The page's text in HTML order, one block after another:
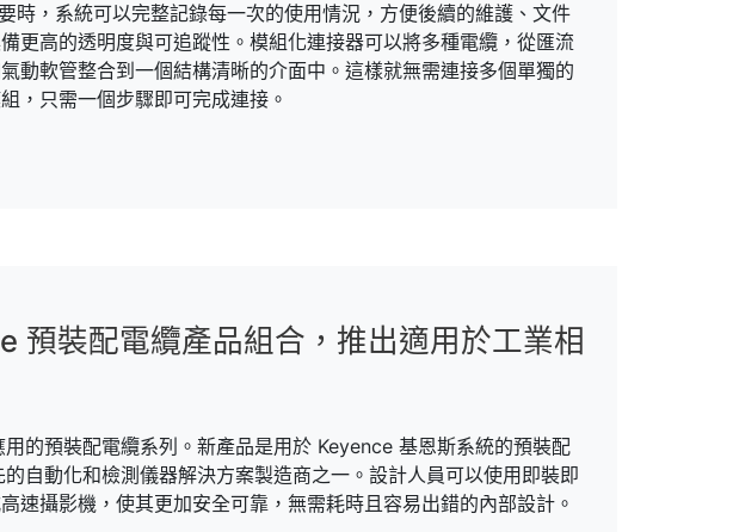
時，系統可以完整記錄每一次的使用情況，方便後續的維護、文件
更高的透明度與可追蹤性。模組化連接器可以將多種電纜，從匯流
動軟管整合到一個結構清晰的介面中。這樣就無需連接多個單獨的
，只需一個步驟即可完成連接。
預裝配電纜產品組合，推出適用於工業相
的預裝配電纜系列。新產品是用於 Keyence 基恩斯系統的預裝配
自動化和檢測儀器解決方案製造商之一。設計人員可以使用即裝即
速攝影機，使其更加安全可靠，無需耗時且容易出錯的內部設計。